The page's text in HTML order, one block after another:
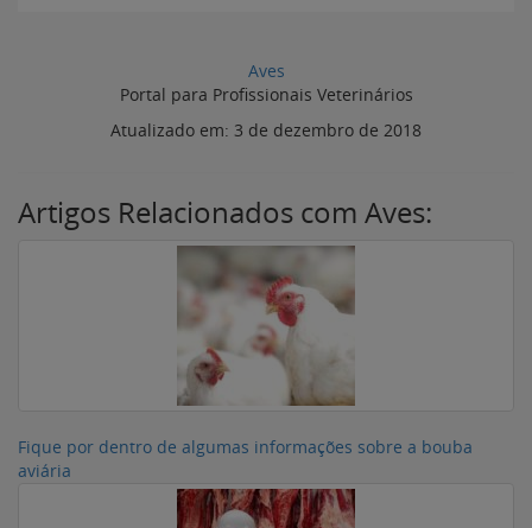
Aves
Portal para Profissionais Veterinários
Atualizado em: 3 de dezembro de 2018
Artigos Relacionados com Aves:
Fique por dentro de algumas informações sobre a bouba
aviária